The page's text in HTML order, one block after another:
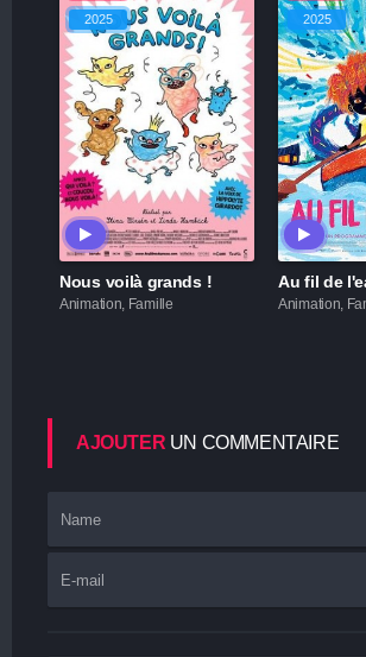
2025
Nous voilà grands !
Animation, Famille
2025
Au fil de
Animation,
AJOUTER UN COMMENTAIRE